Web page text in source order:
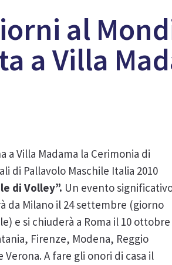
al
a Villa
a Villa Madama la Cerimonia di
di Pallavolo Maschile Italia 2010
di Volley”. Un evento
da Milano il 24 settembre (giorno
e si chiuderà a Roma il 10 ottobre
Firenze, Modena, Reggio
A fare gli onori di casa il